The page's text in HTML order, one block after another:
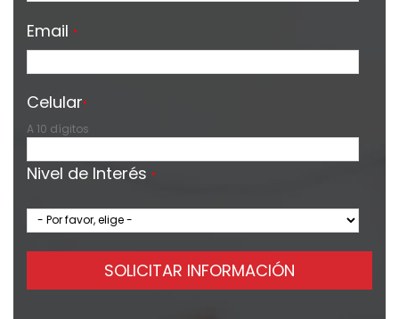
Email *
Celular*
A 10 dígitos
Nivel de Interés *
SOLICITAR INFORMACIÓN